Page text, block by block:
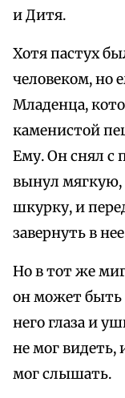
и Дитя.
Хотя пастух
человеком, но
Младенца,
каменистой
Ему. Он снял с
вынул
шкурку, и
завернуть в
Но в тот же
он может
него глаза и
не мог видеть,
мог слышать.